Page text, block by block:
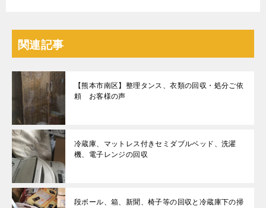
関連記事
【熊本市南区】整理タンス、衣類の回収・処分ご依
頼 お客様の声
冷蔵庫、マットレス付きセミダブルベッド、洗濯
機、電子レンジの回収
段ボール、箱、新聞、椅子等の回収と冷蔵庫下の掃